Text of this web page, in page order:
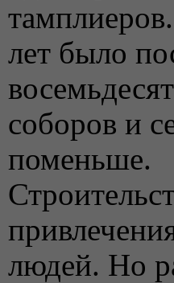
лет было
соборов и
поменьше.
людей. Но